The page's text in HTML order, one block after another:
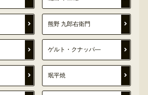
熊野 九郎右衛門
ゲルト・クナッパ―
珉平焼